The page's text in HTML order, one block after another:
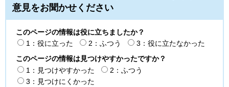
意見をお聞かせください
このページの情報は役に立ちましたか？
1：役に立った
2：ふつう
3：役に立たなかった
このページの情報は見つけやすかったですか？
1：見つけやすかった
2：ふつう
3：見つけにくかった